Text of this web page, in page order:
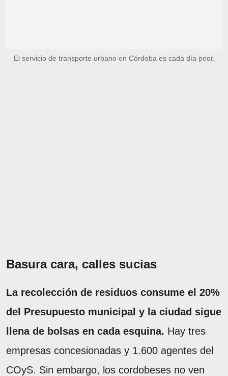
El servicio de transporte urbano en Córdoba es cada día peor.
Basura cara, calles sucias
La recolección de residuos consume el 20%
del Presupuesto municipal y la ciudad sigue
llena de bolsas en cada esquina. Hay tres
empresas concesionadas y 1.600 agentes del
COyS. Sin embargo, los cordobeses no ven